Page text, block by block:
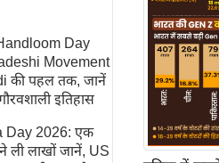
Day
Movement
की पहल तक, जानें
इतिहास
Day 2026: एक
ली लाखों जानें, US